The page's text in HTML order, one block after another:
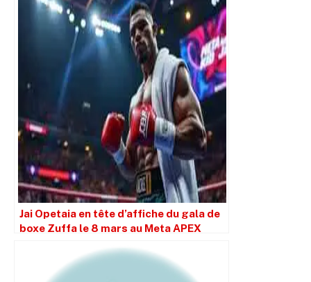
Jai Opetaia en tête d’affiche du gala de
boxe Zuffa le 8 mars au Meta APEX